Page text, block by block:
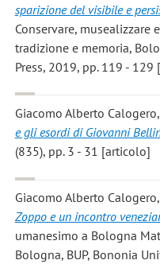
sparizione del visibile e
Conservare, musealizzare
tradizione e memoria,
Press, 2019, pp. 119 -
Giacomo Alberto Calogero,
e gli esordi di Giovanni
(835), pp. 3 - 31 [articolo]
Giacomo Alberto Calogero,
Zoppo e un incontro
umanesimo a Bologna
Bologna, BUP, Bononia